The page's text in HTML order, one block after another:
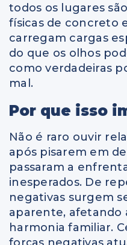
todos os lugares
físicas de concreto
carregam cargas
do que os olhos
como verdadeiras
mal.
Por que isso
Não é raro ouvir
após pisarem em
passaram a
inesperados. De
negativas surgem
aparente, afetando
harmonia familiar.